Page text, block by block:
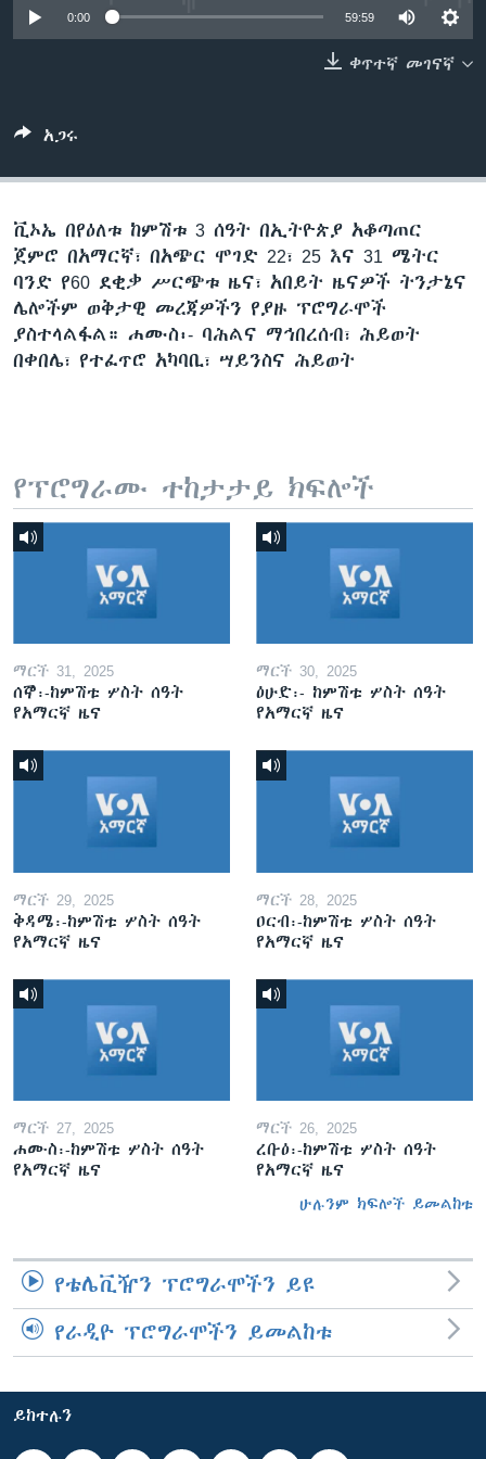
0:00 59:59
ቀጥተኛ መገናኛ
አጋሩ
ቪኦኤ በየዕለቱ ከምሽቱ 3 ሰዓት በኢትዮጵያ አቆጣጠር
ጀምሮ በአማርኛ፣ በአጭር ሞገድ 22፣ 25 እና 31 ሜትር
ባንድ የ60 ደቂቃ ሥርጭቱ ዜና፣ አበይት ዜናዎች ትንታኔና
ሌሎችም ወቅታዊ መረጃዎችን የያዙ ፕሮግራሞች
ያስተላልፋል። ሐሙስ፡- ባሕልና ማኅበረሰብ፣ ሕይወት
በቀበሌ፣ የተፈጥሮ አካባቢ፣ ሣይንስና ሕይወት
የፕሮግራሙ ተከታታይ ክፍሎች
ማርች 31, 2025
ሰኞ፡-ከምሽቱ ሦስት ሰዓት
የአማርኛ ዜና
ማርች 30, 2025
ዕሁድ፡- ከምሽቱ ሦስት ሰዓት
የአማርኛ ዜና
ማርች 29, 2025
ቅዳሜ፡-ከምሽቱ ሦስት ሰዓት
የአማርኛ ዜና
ማርች 28, 2025
ዐርብ፡-ከምሽቱ ሦስት ሰዓት
የአማርኛ ዜና
ማርች 27, 2025
ሐሙስ፡-ከምሽቱ ሦስት ሰዓት
የአማርኛ ዜና
ማርች 26, 2025
ረቡዕ፡-ከምሽቱ ሦስት ሰዓት
የአማርኛ ዜና
ሁሉንም ክፍሎች ይመልከቱ
የቴሌቪዥን ፕሮግራሞችን ይዩ
የራዲዮ ፕሮግራሞችን ይመልከቱ
ይከተሉን